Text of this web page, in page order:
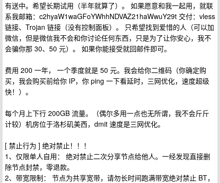
有送中。希望长期试用（半年就算了）。 如果愿意和我一起用，就联
系我邮箱：c2hyaW1waGFoYWhhNDVAZ21haWwuY29t 交付：vless
链接、Trojan 链接（没有控制面板）。 只希望找到爱惜的人（可以加
微信，但是微信我不会和你讨论任何东西，只是为了让你安心，我不
会骗你那 30、50 元）。 如果你能接受就回邮件即可。
费用 200 一年， 一个季度就是 50 元。我会给你二维码（你确定购
买，我会购买前给你 IP，你 ping 一下看延时，三网优化，速度超级
快！）。
每个月上下行 200GB 流量。（偶尔多用一点也无所谓，我不会斤斤
计较）机房位于洛杉矶美西，dmit 速度是三网优化。
[ 禁止行为 ] 绝对禁止！！！
1、仅限单人自用： 绝对禁止二次分享节点给他人。一经发现直接删
除节点封禁，零退款。
2、带宽限制： 节点为共享宽带，请勿长时间跑满带宽绝对禁止 BT，